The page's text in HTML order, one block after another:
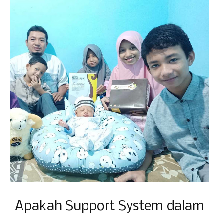
Apakah Support System dalam